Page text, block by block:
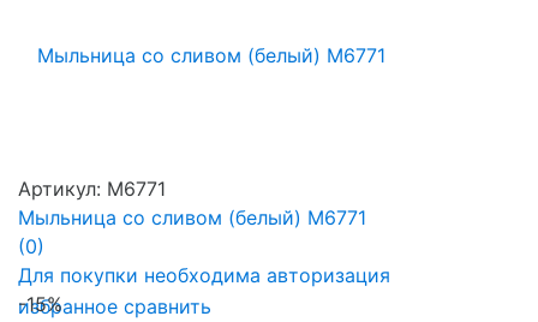
избранное сравнить
Артикул: М6771
Мыльница со сливом (белый) М6771
(0)
Для покупки необходима авторизация
-15%